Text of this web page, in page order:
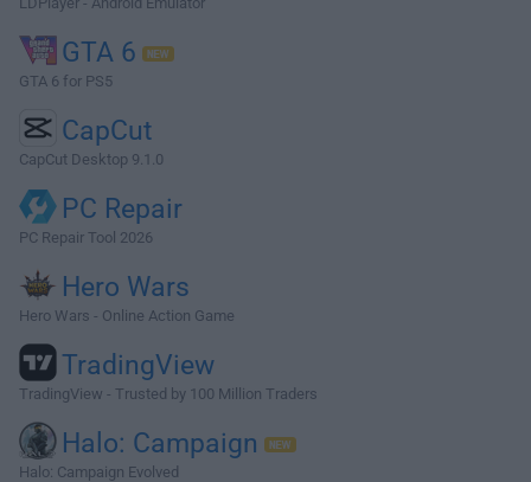
GTA 6
GTA 6 for PS5
CapCut
CapCut Desktop 9.1.0
PC Repair
PC Repair Tool 2026
Hero Wars
Hero Wars - Online Action Game
TradingView
TradingView - Trusted by 100 Million Traders
Halo: Campaign
Halo: Campaign Evolved